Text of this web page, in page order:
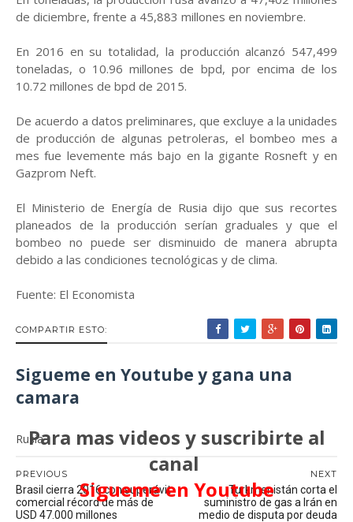
de diciembre, frente a 45,883 millones en noviembre.
En 2016 en su totalidad, la producción alcanzó 547,499
toneladas, o 10.96 millones de bpd, por encima de los
10.72 millones de bpd de 2015.
De acuerdo a datos preliminares, que excluye a la unidades
de producción de algunas petroleras, el bombeo mes a
mes fue levemente más bajo en la gigante Rosneft y en
Gazprom Neft.
El Ministerio de Energía de Rusia dijo que sus recortes
planeados de la producción serían graduales y que el
bombeo no puede ser disminuido de manera abrupta
debido a las condiciones tecnológicas y de clima.
Fuente: El Economista
COMPARTIR ESTO:
Sigueme en Youtube y gana una
camara
Para mas videos y suscribirte al
canal
Sigueme en Youtube
Rusia
NEXT
Turkmenistán corta el
suministro de gas a Irán en
medio de disputa por deuda
PREVIOUS
Brasil cierra 2016 con superávit
comercial récord de más de
USD 47.000 millones